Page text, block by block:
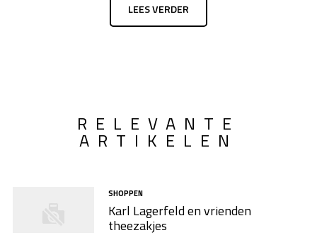
LEES VERDER
RELEVANTE
ARTIKELEN
SHOPPEN
Karl Lagerfeld en vrienden
theezakjes